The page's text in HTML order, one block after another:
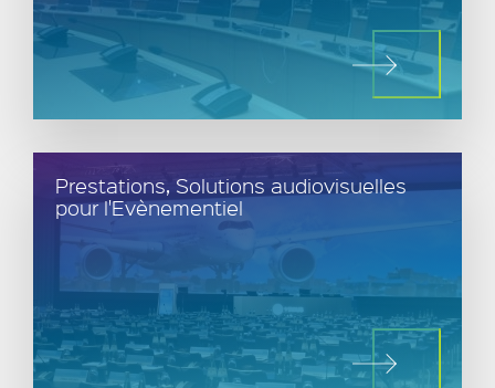
Prestations, Solutions audiovisuelles
pour l'Evènementiel